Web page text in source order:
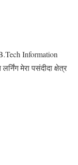
Information
मेरा पसंदीदा क्षेत्र